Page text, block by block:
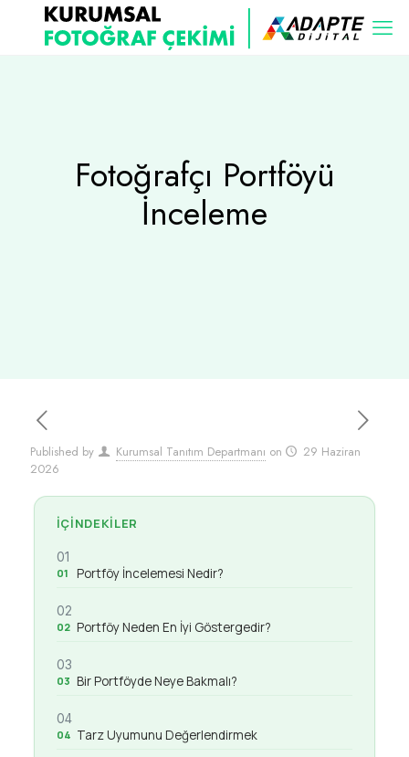
Fotoğrafçı Portföyü
İnceleme
Published by Kurumsal Tanıtım Departmanı on
29 Haziran
2026
İÇINDEKILER
01
Portföy İncelemesi Nedir?
02
Portföy Neden En İyi Göstergedir?
03
Bir Portföyde Neye Bakmalı?
04
Tarz Uyumunu Değerlendirmek